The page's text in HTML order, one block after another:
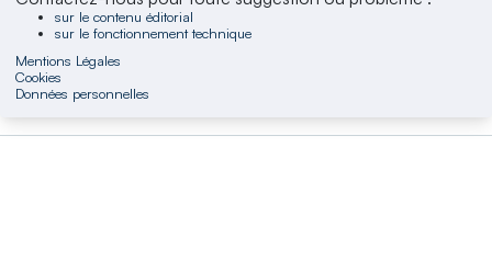
sur le contenu éditorial
sur le fonctionnement technique
Mentions Légales
Cookies
Données personnelles